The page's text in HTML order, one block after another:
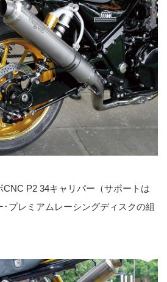
CNC P2 34キャリパー（サポートは
プレミアムレーシングディスクの組